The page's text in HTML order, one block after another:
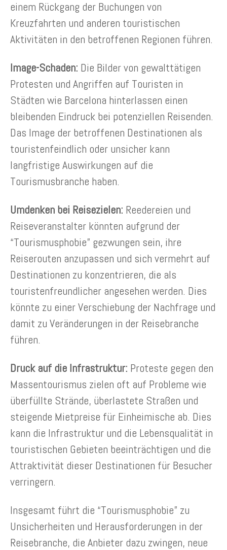
einem Rückgang der Buchungen von
Kreuzfahrten und anderen touristischen
Aktivitäten in den betroffenen Regionen führen.
Image-Schaden: Die Bilder von gewalttätigen
Protesten und Angriffen auf Touristen in
Städten wie Barcelona hinterlassen einen
bleibenden Eindruck bei potenziellen Reisenden.
Das Image der betroffenen Destinationen als
touristenfeindlich oder unsicher kann
langfristige Auswirkungen auf die
Tourismusbranche haben.
Umdenken bei Reisezielen: Reedereien und
Reiseveranstalter könnten aufgrund der
“Tourismusphobie” gezwungen sein, ihre
Reiserouten anzupassen und sich vermehrt auf
Destinationen zu konzentrieren, die als
touristenfreundlicher angesehen werden. Dies
könnte zu einer Verschiebung der Nachfrage und
damit zu Veränderungen in der Reisebranche
führen.
Druck auf die Infrastruktur: Proteste gegen den
Massentourismus zielen oft auf Probleme wie
überfüllte Strände, überlastete Straßen und
steigende Mietpreise für Einheimische ab. Dies
kann die Infrastruktur und die Lebensqualität in
touristischen Gebieten beeinträchtigen und die
Attraktivität dieser Destinationen für Besucher
verringern.
Insgesamt führt die “Tourismusphobie” zu
Unsicherheiten und Herausforderungen in der
Reisebranche, die Anbieter dazu zwingen, neue